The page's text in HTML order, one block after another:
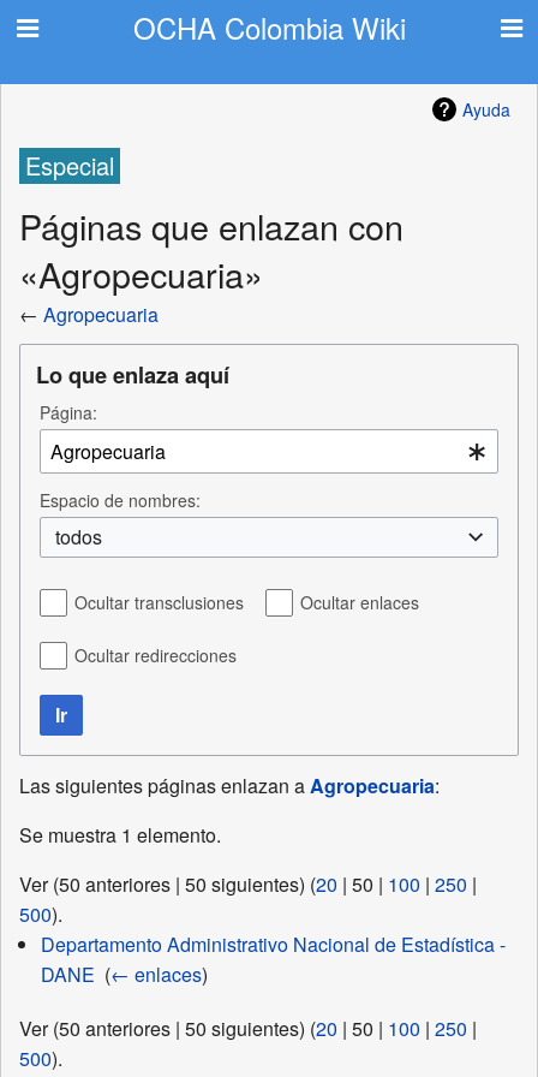
OCHA Colombia Wiki
Ayuda
Especial
Páginas que enlazan con
«Agropecuaria»
← Agropecuaria
Lo que enlaza aquí
Página:
Espacio de nombres:
todos
Ocultar transclusiones Ocultar enlaces
Ocultar redirecciones
Ir
Las siguientes páginas enlazan aAgropecuaria:
Se muestra 1 elemento.
Ver (50 anteriores | 50 siguientes) (20 | 50 | 100 | 250 |
500).
Departamento Administrativo Nacional de Estadística -
DANE (← enlaces)
Ver (50 anteriores | 50 siguientes) (20 | 50 | 100 | 250 |
500).